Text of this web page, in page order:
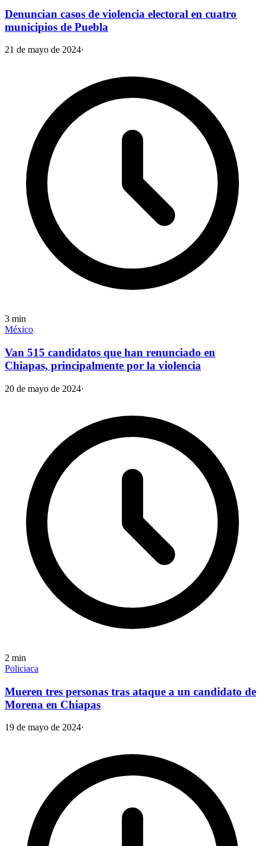
Denuncian casos de violencia electoral en cuatro
municipios de Puebla
21 de mayo de 2024·
3 min
México
Van 515 candidatos que han renunciado en
Chiapas, principalmente por la violencia
20 de mayo de 2024·
2 min
Policiaca
Mueren tres personas tras ataque a un candidato de
Morena en Chiapas
19 de mayo de 2024·